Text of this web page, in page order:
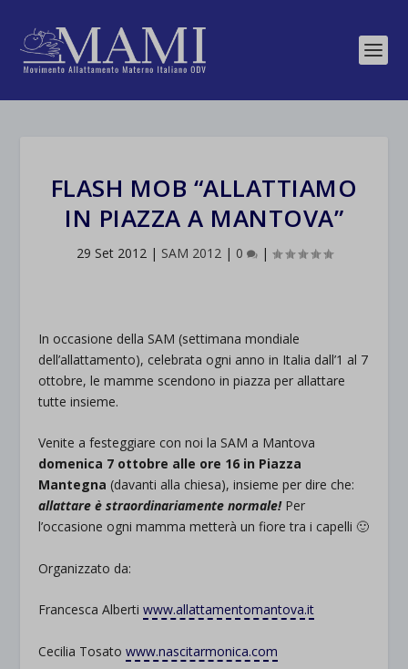
FLASH MOB “ALLATTIAMO
IN PIAZZA A MANTOVA”
29 Set 2012| SAM 2012| 0 |
In occasione della SAM (settimana mondiale
dell’allattamento), celebrata ogni anno in Italia dall’1 al 7
ottobre, le mamme scendono in piazza per allattare
tutte insieme.
Venite a festeggiare con noi la SAM a Mantova
domenica 7 ottobre alle ore 16 in Piazza
Mantegna (davanti alla chiesa), insieme per dire che:
allattare è straordinariamente normale!Per
l’occasione ogni mamma metterà un fiore tra i capelli 🙂
Organizzato da:
Francesca Albertiwww.allattamentomantova.it
Cecilia Tosatowww.nascitarmonica.com